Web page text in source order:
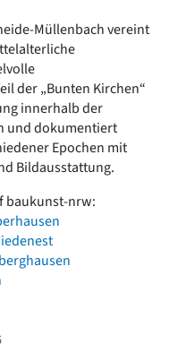
Müllenbach vereint
der „Bunten Kirchen“
innerhalb der
und dokumentiert
Epochen mit
Bildausstattung.
baukunst-nrw: